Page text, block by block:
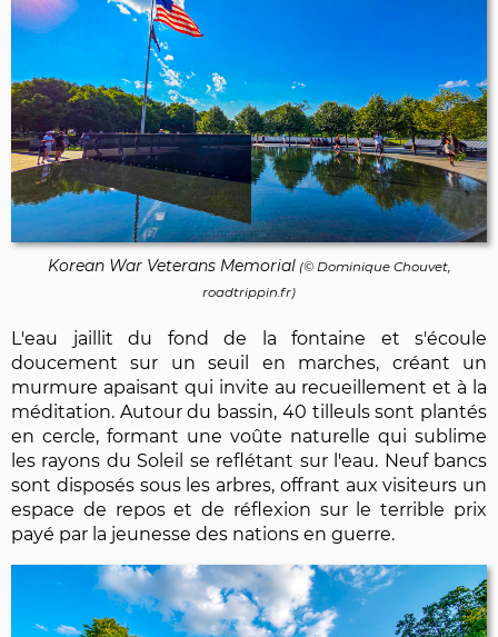
Korean War Veterans Memorial (© Dominique Chouvet
roadtrippin.fr)
L'eau jaillit du fond de la fontaine et s'écoule
doucement sur un seuil en marches, créant un
murmure apaisant qui invite au recueillement et à la
méditation. Autour du bassin, 40 tilleuls sont plantés
en cercle, formant une voûte naturelle qui sublime
les rayons du Soleil se reflétant sur l'eau. Neuf bancs
sont disposés sous les arbres, offrant aux visiteurs un
espace de repos et de réflexion sur le terrible prix
payé par la jeunesse des nations en guerre.